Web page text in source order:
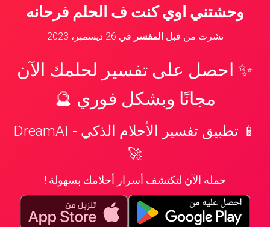
وحشتني اوي كنت ف الحلم فرحانه
نشرت من قبلالمفسر في 26 ديسمبر، 2023
✨ احصل على تفسير لحلمك الآن
مجانًا وبشكل فوري 🔮
📱 تطبيق تفسير الأحلام الذكي - DreamAI
🚀
حمله الآن لتكتشف أسرار أحلامك بسهولة !